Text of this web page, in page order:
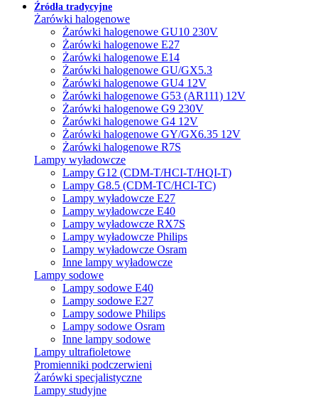
Źródła tradycyjne
Żarówki halogenowe
Żarówki halogenowe GU10 230V
Żarówki halogenowe E27
Żarówki halogenowe E14
Żarówki halogenowe GU/GX5.3
Żarówki halogenowe GU4 12V
Żarówki halogenowe G53 (AR111) 12V
Żarówki halogenowe G9 230V
Żarówki halogenowe G4 12V
Żarówki halogenowe GY/GX6.35 12V
Żarówki halogenowe R7S
Lampy wyładowcze
Lampy G12 (CDM-T/HCI-T/HQI-T)
Lampy G8.5 (CDM-TC/HCI-TC)
Lampy wyładowcze E27
Lampy wyładowcze E40
Lampy wyładowcze RX7S
Lampy wyładowcze Philips
Lampy wyładowcze Osram
Inne lampy wyładowcze
Lampy sodowe
Lampy sodowe E40
Lampy sodowe E27
Lampy sodowe Philips
Lampy sodowe Osram
Inne lampy sodowe
Lampy ultrafioletowe
Promienniki podczerwieni
Żarówki specjalistyczne
Lampy studyjne